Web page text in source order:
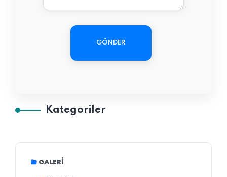
GÖNDER
Kategoriler
GALERI